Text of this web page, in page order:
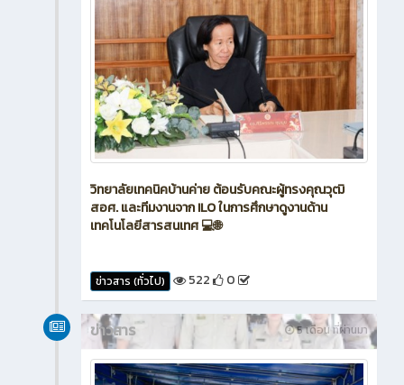
วิทยาลัยเทคนิคบ้านค่าย ต้อนรับคณะผู้ทรงคุณวุฒิ
สอศ. และทีมงานจาก ILO ในการศึกษาดูงานด้าน
เทคโนโลยีสารสนเทศ 💻🌐
ข่าวสาร (ทั่วไป) 522 0
5 เดือน ที่ผ่านมา
ข่าวสาร